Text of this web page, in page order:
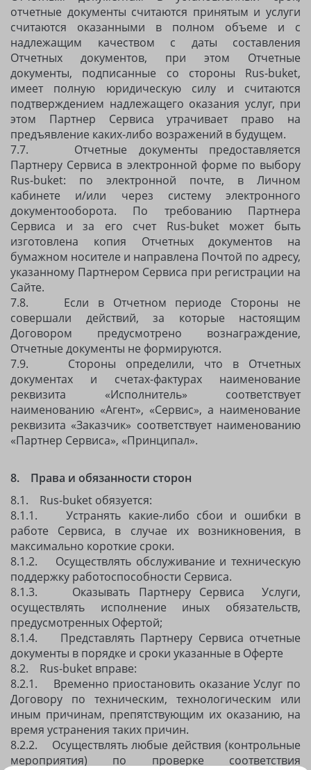
отчетные документы считаются принятым и услуги
считаются оказанными в полном объеме и с
надлежащим качеством с даты составления
Отчетных документов, при этом Отчетные
документы, подписанные со стороны Rus-buket,
имеет полную юридическую силу и считаются
подтверждением надлежащего оказания услуг, при
этом Партнер Сервиса утрачивает право на
предъявление каких-либо возражений в будущем.
7.7. Отчетные документы предоставляется
Партнеру Сервиса в электронной форме по выбору
Rus-buket: по электронной почте, в Личном
кабинете и/или через систему электронного
документооборота. По требованию Партнера
Сервиса и за его счет Rus-buket может быть
изготовлена копия Отчетных документов на
бумажном носителе и направлена Почтой по адресу,
указанному Партнером Сервиса при регистрации на
Сайте.
7.8. Если в Отчетном периоде Стороны не
совершали действий, за которые настоящим
Договором предусмотрено вознаграждение,
Отчетные документы не формируются.
7.9. Стороны определили, что в Отчетных
документах и счетах-фактурах наименование
реквизита «Исполнитель» соответствует
наименованию «Агент», «Сервис», а наименование
реквизита «Заказчик» соответствует наименованию
«Партнер Сервиса», «Принципал».
8. Права и обязанности сторон
8.1. Rus-buket обязуется:
8.1.1. Устранять какие-либо сбои и ошибки в
работе Сервиса, в случае их возникновения, в
максимально короткие сроки.
8.1.2. Осуществлять обслуживание и техническую
поддержку работоспособности Сервиса.
8.1.3. Оказывать Партнеру Сервиса
Услуги,
осуществлять исполнение иных обязательств,
предусмотренных Офертой;
8.1.4. Представлять Партнеру Сервиса отчетные
документы в порядке и сроки указанные в Оферте
8.2. Rus-buket вправе:
8.2.1. Временно приостановить оказание Услуг по
Договору по техническим, технологическим или
иным причинам, препятствующим их оказанию, на
время устранения таких причин.
8.2.2. Осуществлять любые действия (контрольные
мероприятия) по проверке соответствия